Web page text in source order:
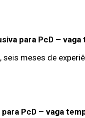
para PcD –
meses de
PcD – vaga